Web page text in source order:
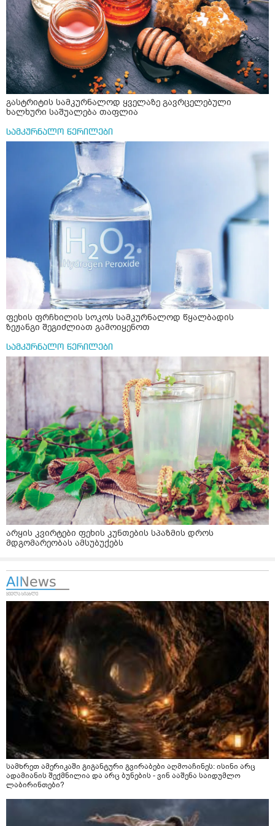
გასტრიტის სამკურნალოდ ყველაზე გავრცელებული
ხალხური საშუალება თაფლია
სამკურნალო წერილები
ფეხის ფრჩხილის სოკოს სამკურნალოდ წყალბადის
ზეჟანგი შეგიძლიათ გამოიყენოთ
სამკურნალო წერილები
არყის კვირტები ფეხის კუნთების სპაზმის დროს
მდგომარეობას ამსუბუქებს
სამხრეთ ამერიკაში გიგანტური გვირაბები აღმოაჩინეს: ისინი არც
ადამიანის შექმნილია და არც ბუნების - ვინ ააშენა საიდუმლო
ლაბირინთები?